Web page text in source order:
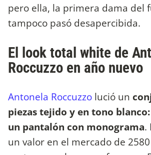
pero ella, la primera dama del
tampoco pasó desapercibida.
El look total white de
Roccuzzo en año nuevo
Antonela Roccuzzo lució un
piezas tejido y en tono
un pantalón con monograma.
un valor en el mercado de